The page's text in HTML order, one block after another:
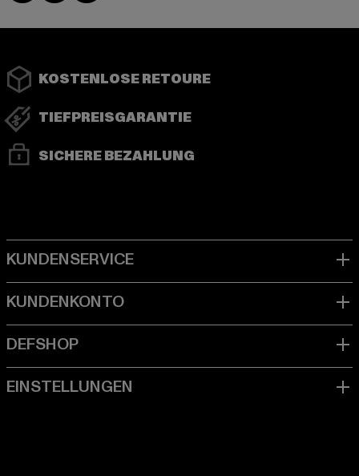
KOSTENLOSE RETOURE
TIEFPREISGARANTIE
SICHERE BEZAHLUNG